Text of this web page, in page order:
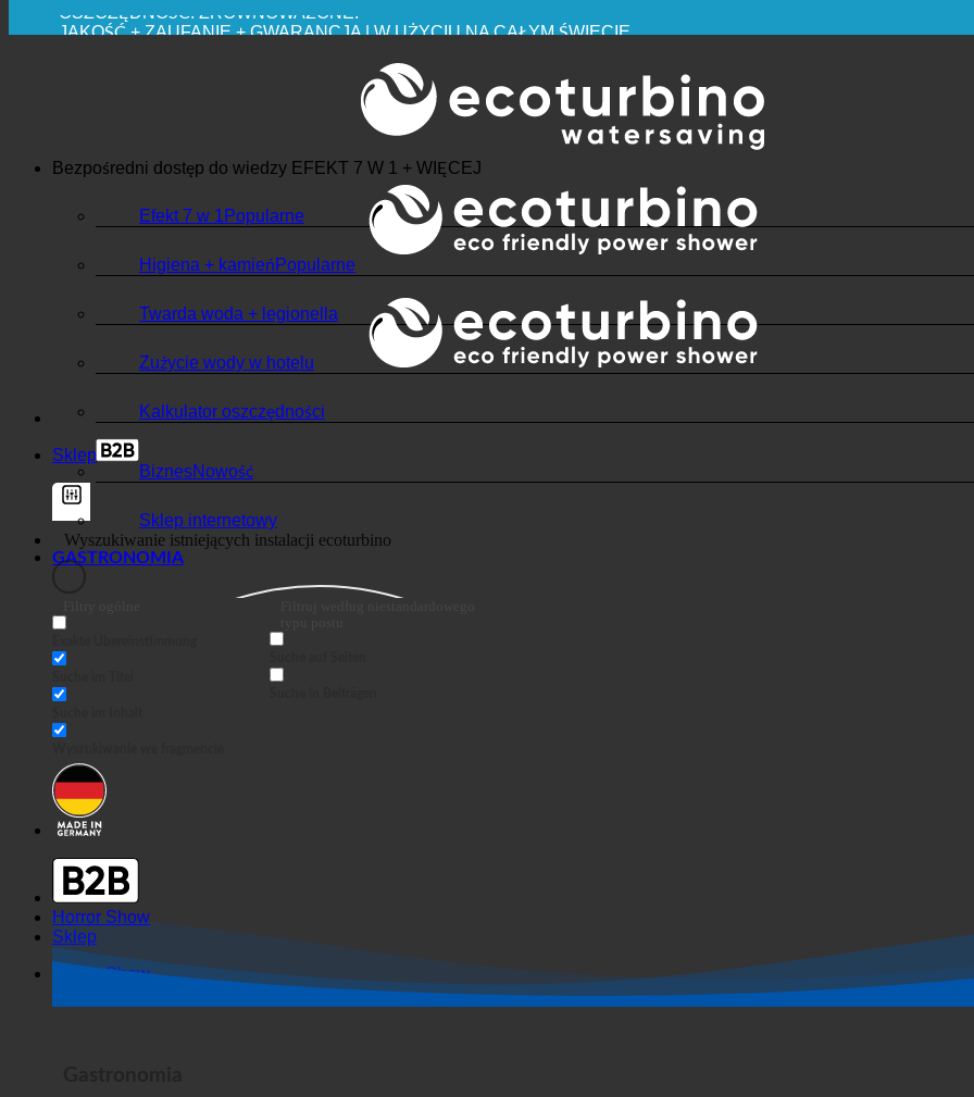
OSZCZĘDNOŚĆ. ZRÓWNOWAŻONE.
JAKOŚĆ + ZAUFANIE + GWARANCJA | W UŻYCIU NA CAŁYM ŚWIECIE
Sklep
Filtry ogólne
Exakte Übereinstimmung
Suche im Titel
Suche im Inhalt
typu postu
Suche auf Seiten
Horror Show
Sklep
Bezpośredni dostęp do wiedzy EFEKT 7 W 1 + WIĘCEJ
Efekt 7 w 1
Higiena + kamień
Twarda woda + legionella
Zużycie wody w hotelu
Kalkulator oszczędności
Biznes
Sklep internetowy
GASTRONOMIA